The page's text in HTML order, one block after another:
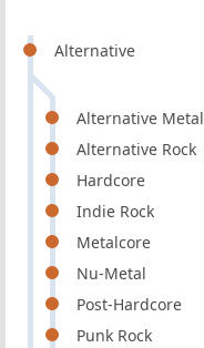
Alternative
Alternative Metal
Alternative Rock
Hardcore
Indie Rock
Metalcore
Nu-Metal
Post-Hardcore
Punk Rock